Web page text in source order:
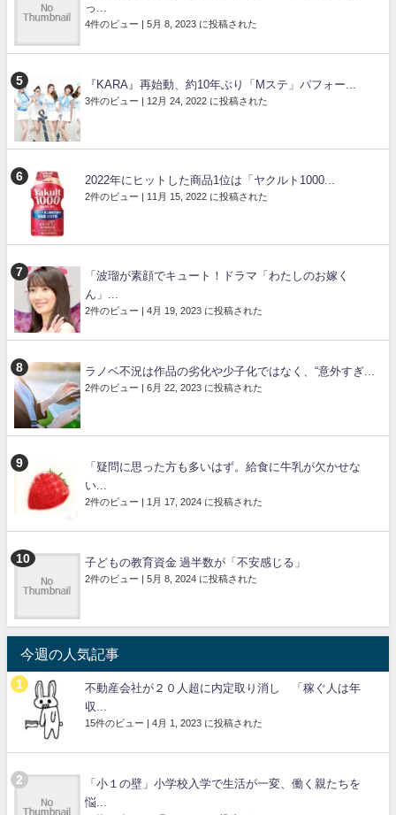
っ...
4件のビュー | 5月 8, 2023 に投稿された
『KARA』再始動、約10年ぶり「Mステ」パフォー...
3件のビュー | 12月 24, 2022 に投稿された
2022年にヒットした商品1位は「ヤクルト1000...
2件のビュー | 11月 15, 2022 に投稿された
「波瑠が素顔でキュート！ドラマ「わたしのお嫁く
ん」...
2件のビュー | 4月 19, 2023 に投稿された
ラノベ不況は作品の劣化や少子化ではなく、“意外すぎ...
2件のビュー | 6月 22, 2023 に投稿された
「疑問に思った方も多いはず。給食に牛乳が欠かせな
い...
2件のビュー | 1月 17, 2024 に投稿された
子どもの教育資金 過半数が「不安感じる」
2件のビュー | 5月 8, 2024 に投稿された
今週の人気記事
不動産会社が２０人超に内定取り消し 「稼ぐ人は年
収...
15件のビュー | 4月 1, 2023 に投稿された
「小１の壁」小学校入学で生活が一変、働く親たちを
悩...